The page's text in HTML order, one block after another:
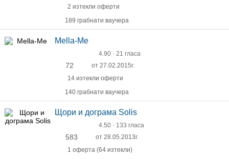
2 изтекли оферти
189 грабнати ваучера
Mella-Me
4.90 · 21 гласа
72
от 27.02.2015г.
14 изтекли оферти
140 грабнати ваучера
Щори и дограма Solis
4.50 · 133 гласа
583
от 28.05.2013г.
1 оферта (64 изтекли)